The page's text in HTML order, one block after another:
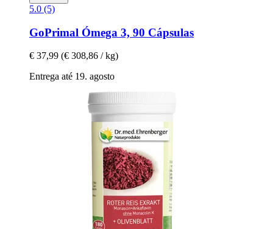
5.0 (5)
GoPrimal Ómega 3, 90 Cápsulas
€ 37,99 (€ 308,86 / kg)
Entrega até 19. agosto